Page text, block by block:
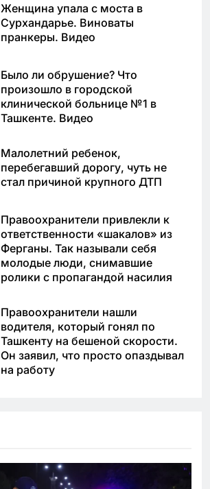
Женщина упала с моста в
Сурхандарье. Виноваты
пранкеры. Видео
Было ли обрушение? Что
произошло в городской
клинической больнице №1 в
Ташкенте. Видео
Малолетний ребенок,
перебегавший дорогу, чуть не
стал причиной крупного ДТП
Правоохранители привлекли к
ответственности «шакалов» из
Ферганы. Так называли себя
молодые люди, снимавшие
ролики с пропагандой насилия
Правоохранители нашли
водителя, который гонял по
Ташкенту на бешеной скорости.
Он заявил, что просто опаздывал
на работу